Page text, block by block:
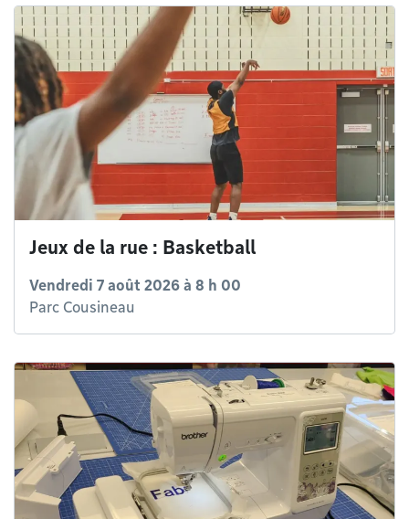
Jeux de la rue : Basketball
Vendredi 7 août 2026 à 8 h 00
Parc Cousineau